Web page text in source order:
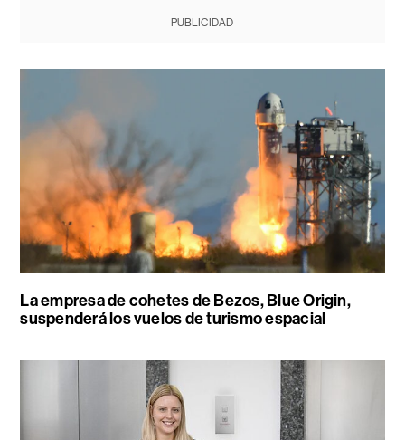
PUBLICIDAD
La empresa de cohetes de Bezos, Blue Origin,
suspenderá los vuelos de turismo espacial